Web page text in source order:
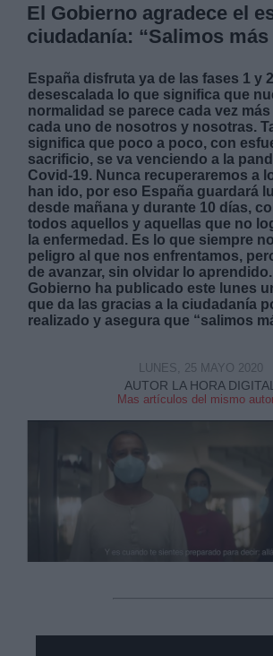
El Gobierno agradece el
ciudadanía: “Salimos más
España disfruta ya de las fases 1 y
desescalada lo que significa que
normalidad se parece cada vez
cada uno de nosotros y nosotras.
significa que poco a poco, con
sacrificio, se va venciendo a la
Covid-19. Nunca recuperaremos a
han ido, por eso España guardará
desde mañana y durante 10 días,
todos aquellos y aquellas que no
la enfermedad. Es lo que siempre
peligro al que nos enfrentamos,
de avanzar, sin olvidar lo aprendido.
Gobierno ha publicado este lunes
que da las gracias a la ciudadanía
realizado y asegura que “salimos
AUTOR LA HORA DIGITAL
Mas artículos del mismo
LUNES, 25 MAYO 2020